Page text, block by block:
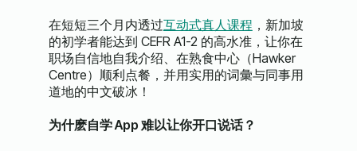
在短短三个月内透过互动式真人课程 ，新加坡
的初学者能达到 CEFR A1-2 的高水准，让你在
职场自信地自我介绍、在熟食中心（Hawker
Centre）顺利点餐，并用实用的词彙与同事用
道地的中文破冰！
为什麽自学App 难以让你开口说话？